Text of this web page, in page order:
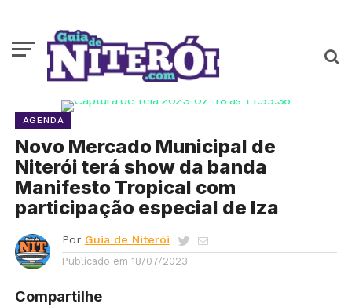
AGENDA
Novo Mercado Municipal de
Niterói terá show da banda
Manifesto Tropical com
participação especial de Iza
Por Guia de Niterói
Publicado em 18/07/2023
Compartilhe